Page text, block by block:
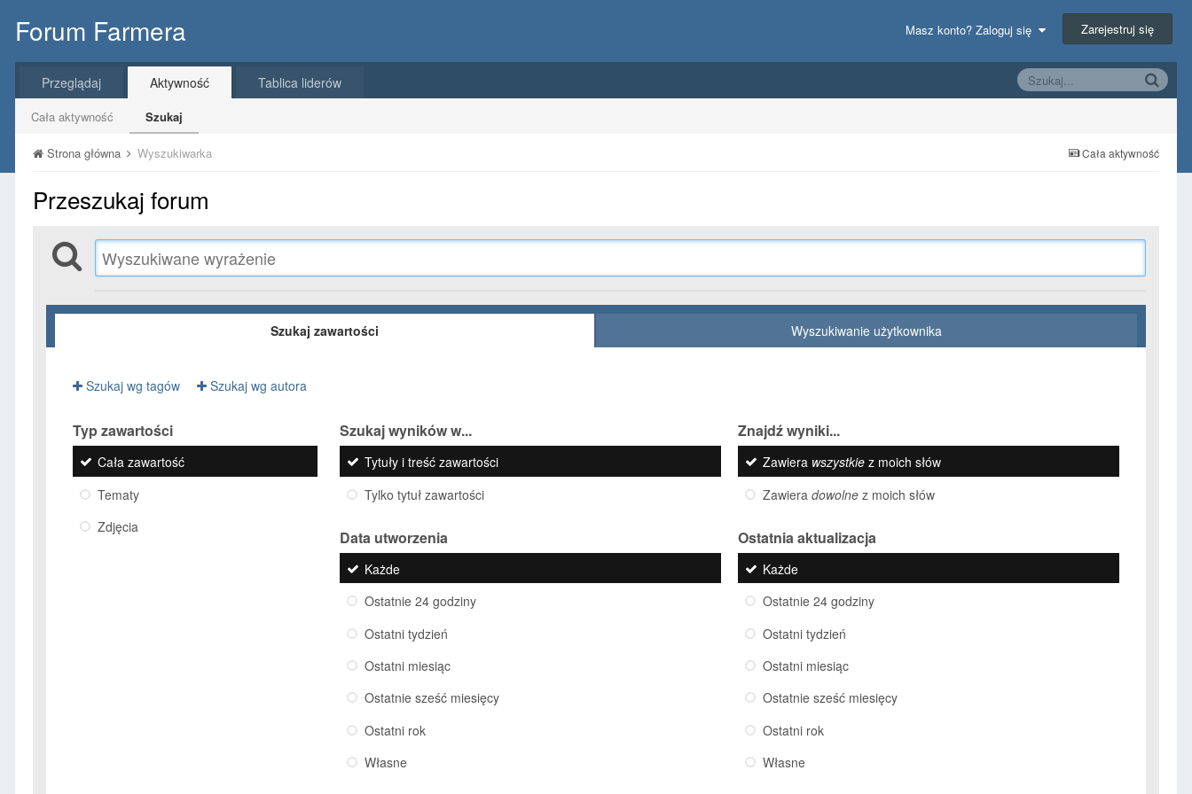
Forum Farmera Masz konto? Zaloguj się Zarejestruj się
Przeglądaj Aktywność
Cała aktywność Szukaj
Tablica liderów
Cała aktywność
Strona główna Wyszukiwarka
Przeszukaj forum
Szukaj zawartości Wyszukiwanie użytkownika
Szukaj wg tagów Szukaj wg autora
Typ zawartości
Cała zawartość
Tematy
Zdjęcia
Szukaj wyników w...
Tytuły i treść zawartości
Tylko tytuł zawartości
Znajdź wyniki...
Zawiera wszystkiez moich słów
Zawiera dowolnez moich słów
Data utworzenia
Każde
Ostatnie 24 godziny
Ostatni tydzień
Ostatni miesiąc
Ostatnie sześć miesięcy
Ostatni rok
Własne
Ostatnia aktualizacja
Każde
Ostatnie 24 godziny
Ostatni tydzień
Ostatni miesiąc
Ostatnie sześć miesięcy
Ostatni rok
Własne